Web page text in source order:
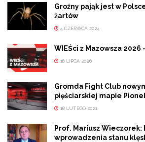
Groźny pająk jest w
żartów
4 CZERWCA 2024
WIEŚci z Mazowsza 2026
16 LIPCA 2026
Gromda Fight Club
pięściarskiej mapie
18 LUTEGO 2021
Prof. Mariusz Wieczorek:
wprowadzenia stanu